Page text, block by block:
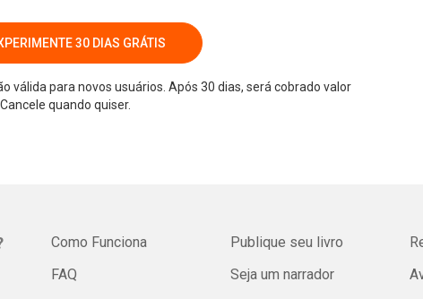
30 DIAS GRÁTIS
válida para novos usuários. Após 30 dias, será cobrado valor
quando quiser.
Como Funciona
FAQ
Publique seu livro
Seja um narrador